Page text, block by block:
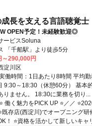
長を支える言語聴覚士
OPEN予定！未経験歓迎◎
ービスSoluna
「千船駅」より徒歩5分
～290,000円
淀川区
働時間：1日あたり8時間 平均
9:30～18:30（休憩60分） 基本
りません。 18:30に業務を切り...
働く魅力をPICK UP ⭐／／
既存店(西淀川)でオープニング研
！ ⭐資格を活かして新しいキャ